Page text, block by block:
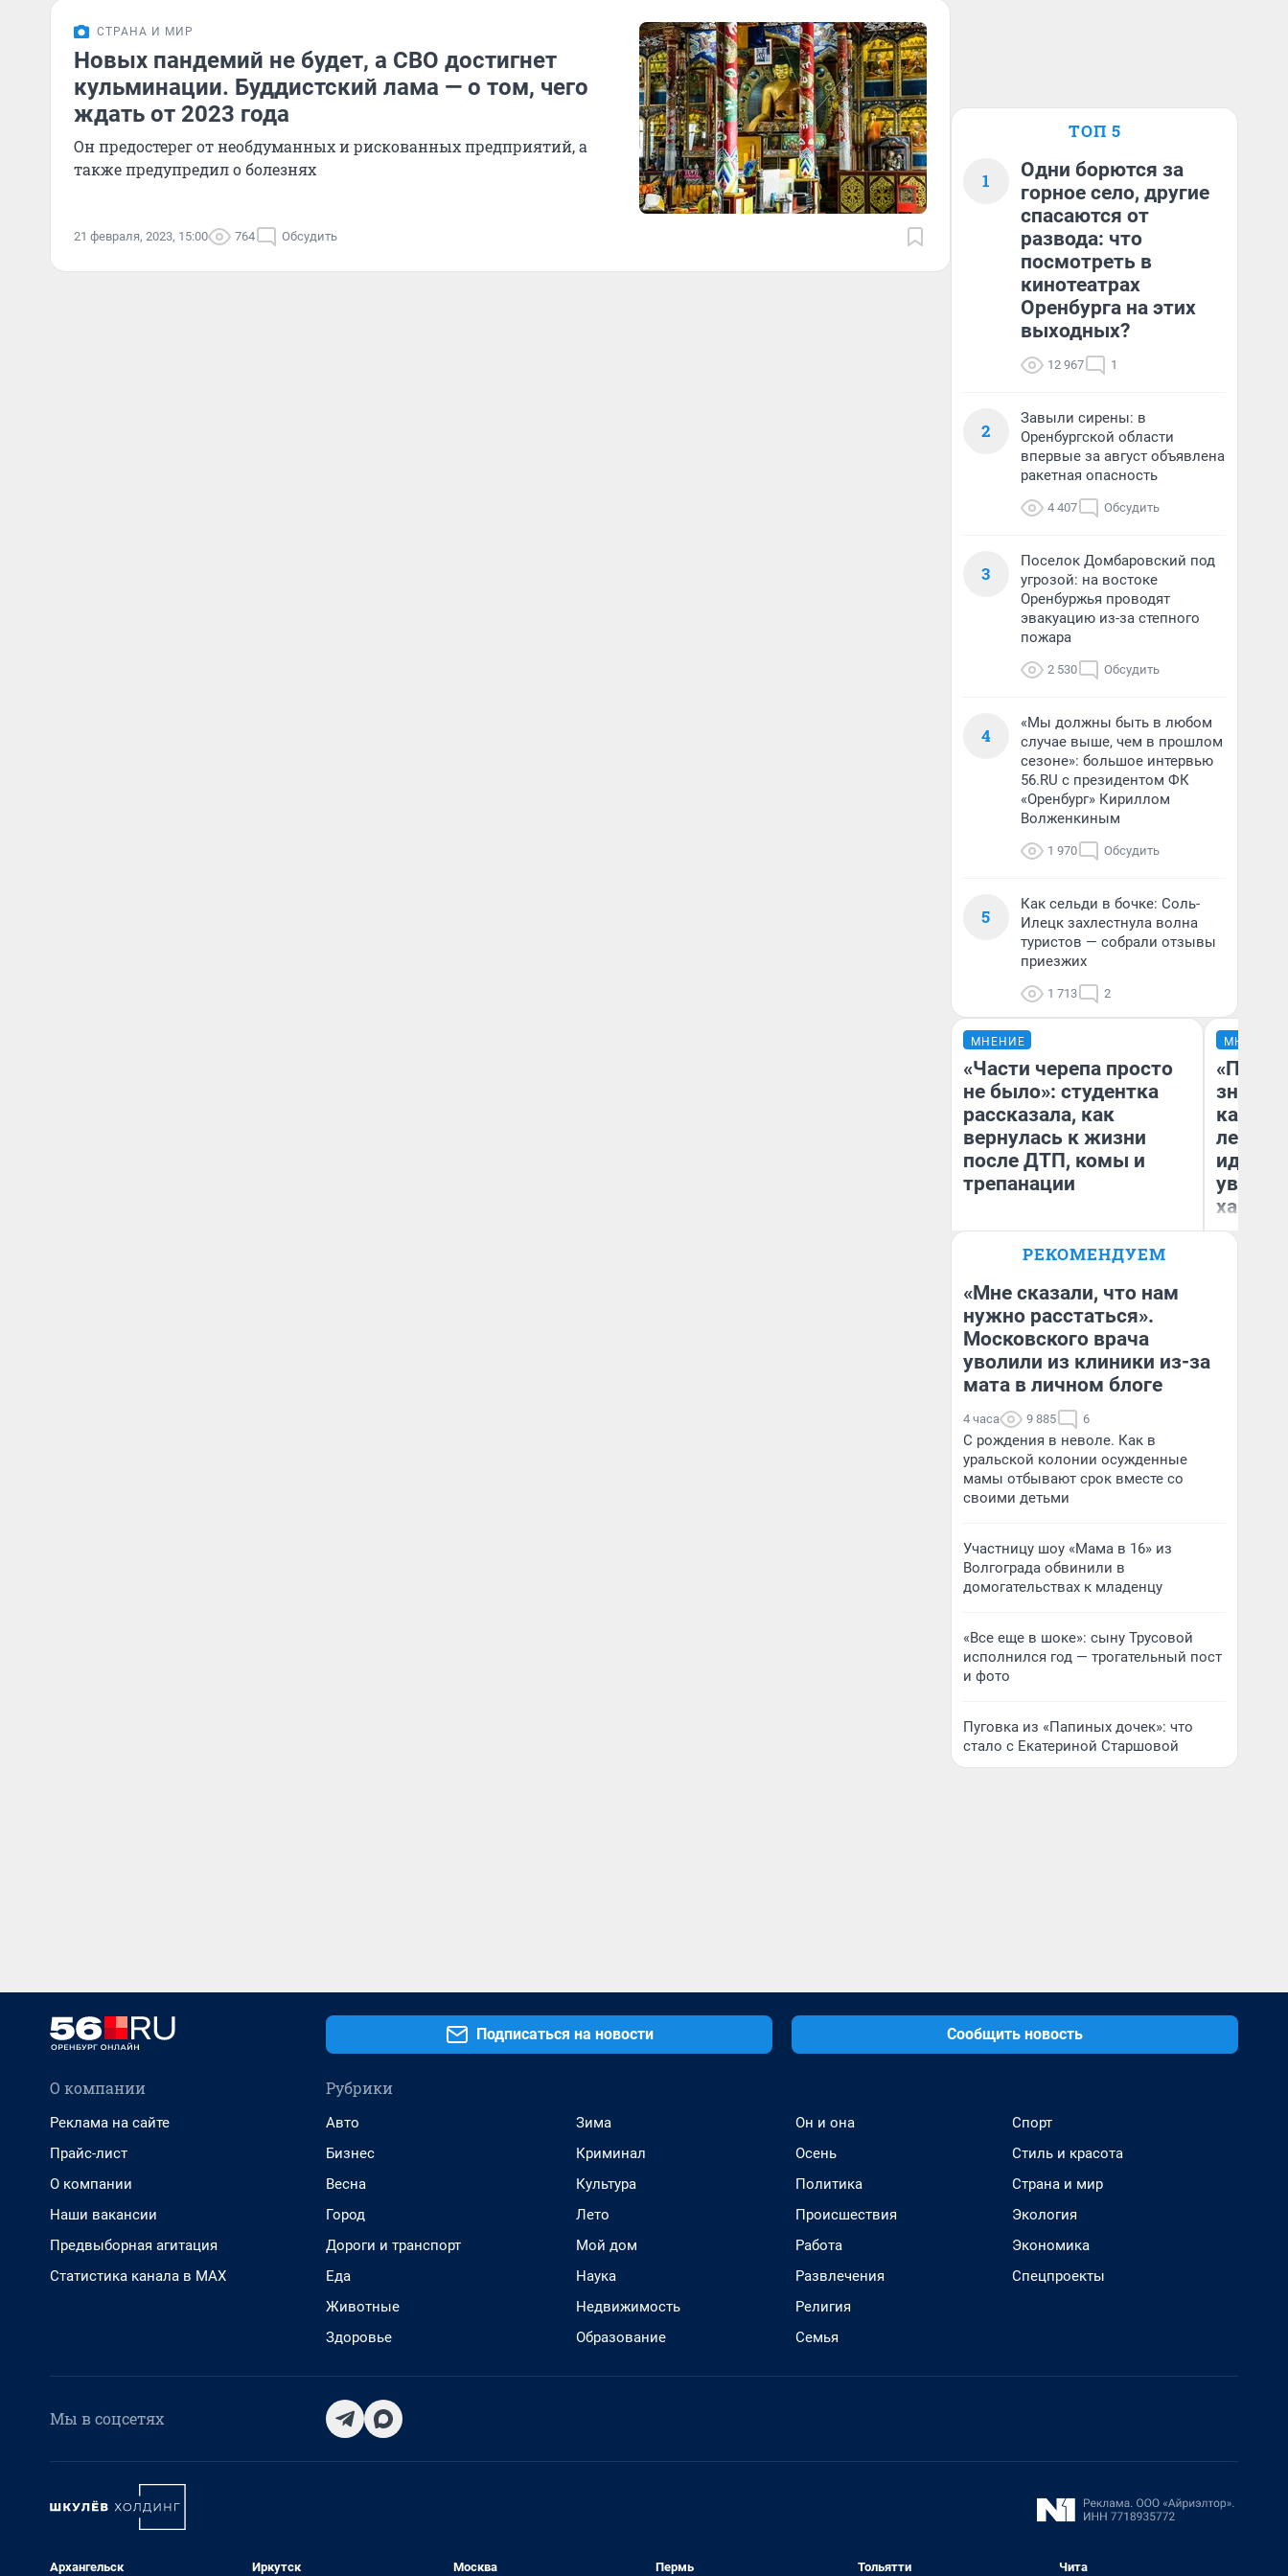
СТРАНА И МИР
Новых пандемий не будет, а СВО достигнет
кульминации. Буддистский лама — о том, чего
ждать от 2023 года
Он предостерег от необдуманных и рискованных предприятий, а
также предупредил о болезнях
21 февраля, 2023, 15:00 764 Обсудить
ТОП 5
1
Одни борются за
горное село, другие
спасаются от
развода: что
посмотреть в
кинотеатрах
Оренбурга на этих
выходных?
12 967 1
2
Завыли сирены: в
Оренбургской области
впервые за август объявлена
ракетная опасность
4 407 Обсудить
3
Поселок Домбаровский под
угрозой: на востоке
Оренбуржья проводят
эвакуацию из-за степного
пожара
2 530 Обсудить
4
«Мы должны быть в любом
случае выше, чем в прошлом
сезоне»: большое интервью
56.RU с президентом ФК
«Оренбург» Кириллом
Волженкиным
1 970 Обсудить
5
Как сельди в бочке: Соль-
Илецк захлестнула волна
туристов — собрали отзывы
приезжих
1 713 2
МНЕНИЕ
«Части черепа просто
не было»: студентка
рассказала, как
вернулась к жизни
после ДТП, комы и
трепанации
МНЕНИЕ
идею
РЕКОМЕНДУЕМ
«Мне сказали, что нам
нужно расстаться».
Московского врача
уволили из клиники из-за
мата в личном блоге
4 часа 9 885 6
С рождения в неволе. Как в
уральской колонии осужденные
мамы отбывают срок вместе со
своими детьми
Участницу шоу «Мама в 16» из
Волгограда обвинили в
домогательствах к младенцу
«Все еще в шоке»: сыну Трусовой
исполнился год — трогательный пост
и фото
Пуговка из «Папиных дочек»: что
стало с Екатериной Старшовой
Подписаться на новости Сообщить новость
О компании
Реклама на сайте
Прайс-лист
О компании
Наши вакансии
Предвыборная агитация
Статистика канала в MAX
Рубрики
Авто
Бизнес
Весна
Город
Дороги и транспорт
Еда
Животные
Здоровье
Зима
Криминал
Культура
Лето
Мой дом
Наука
Недвижимость
Образование
Он и она
Осень
Политика
Происшествия
Работа
Развлечения
Религия
Семья
Спорт
Стиль и красота
Страна и мир
Экология
Экономика
Спецпроекты
Мы в соцсетях
Архангельск Иркутск Москва Пермь Тольятти Чита